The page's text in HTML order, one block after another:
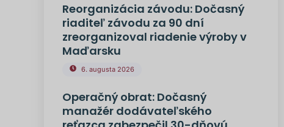
Reorganizácia závodu: Dočasný
riaditeľ závodu za 90 dní
zreorganizoval riadenie výroby v
Maďarsku
6. augusta 2026
Operačný obrat: Dočasný
manažér dodávateľského